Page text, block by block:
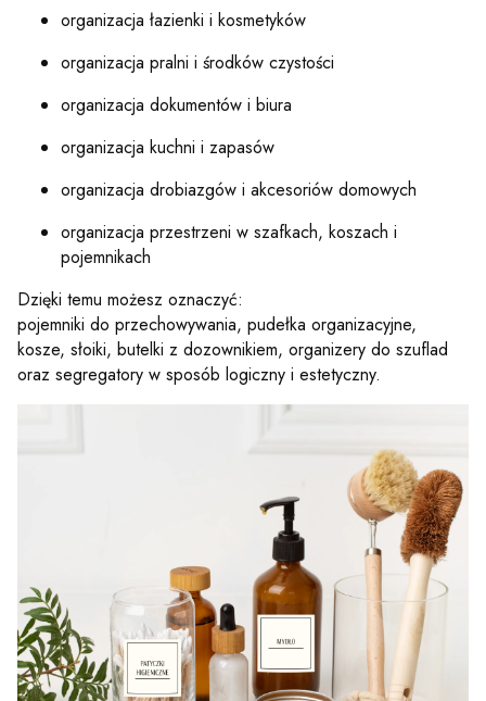
organizacja łazienki i kosmetyków
organizacja pralni i środków czystości
organizacja dokumentów i biura
organizacja kuchni i zapasów
organizacja drobiazgów i akcesoriów domowych
organizacja przestrzeni w szafkach, koszach i
pojemnikach
Dzięki temu możesz oznaczyć:
pojemniki do przechowywania, pudełka organizacyjne,
kosze, słoiki, butelki z dozownikiem, organizery do szuflad
oraz segregatory w sposób logiczny i estetyczny.